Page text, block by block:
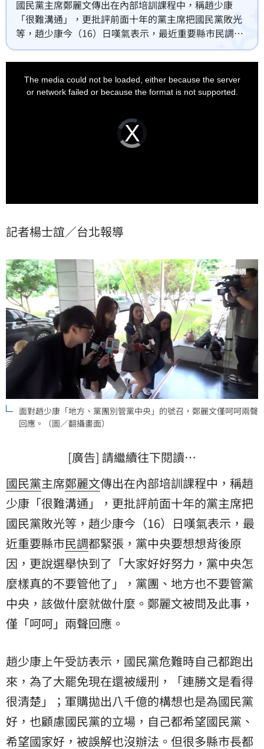
國民黨主席鄭麗文傳出在內部培訓課程中，稱趙少康
「很難溝通」，更批評前面十年的黨主席把國民黨敗光
等，趙少康今（16）日嘆氣表示，最近重要縣市民調都
緊張，黨中央要想想背後原因，更說選舉快到了「大家
好好努力，黨中央怎麼樣真的不要管他了」，黨團、地
方也不要管黨中央，該做什麼就做什麼。鄭麗文被問及
此事，僅「呵呵」兩聲回應。
Video
Player
loading.
The media could not be loaded, either because the server
or network failed or because the format is not supported.
記者楊士誼／台北報導
面對趙少康「地方、黨團別管黨中央」的號召，鄭麗文僅呵呵兩聲
回應。（圖／翻攝畫面）
[廣告] 請繼續往下閱讀…
國民黨主席鄭麗文傳出在內部培訓課程中，稱趙
少康 「很難溝通」，更批評前面十年的黨主席把
國民黨敗光等，趙少康今（16）日嘆氣表示，最
近重要縣市民調都緊張，黨中央要想想背後原
因，更說選舉快到了「大家好好努力，黨中央怎
麼樣真的不要管他了」，黨團、地方也不要管黨
中央，該做什麼就做什麼。鄭麗文被問及此事，
僅「呵呵」兩聲回應。
趙少康上午受訪表示，國民黨危難時自己都跑出
來，為了大罷免現在還被緩刑，「連勝文是看得
很清楚」；軍購拋出八千億的構想也是為國民黨
好，也顧慮國民黨的立場，自己都希望國民黨、
希望國家好，被誤解也沒辦法。但很多縣市長都